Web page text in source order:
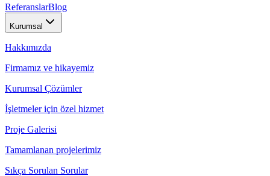
ReferanslarBlog
Kurumsal
Hakkımızda
Firmamız ve hikayemiz
Kurumsal Çözümler
İşletmeler için özel hizmet
Proje Galerisi
Tamamlanan projelerimiz
Sıkça Sorulan Sorular